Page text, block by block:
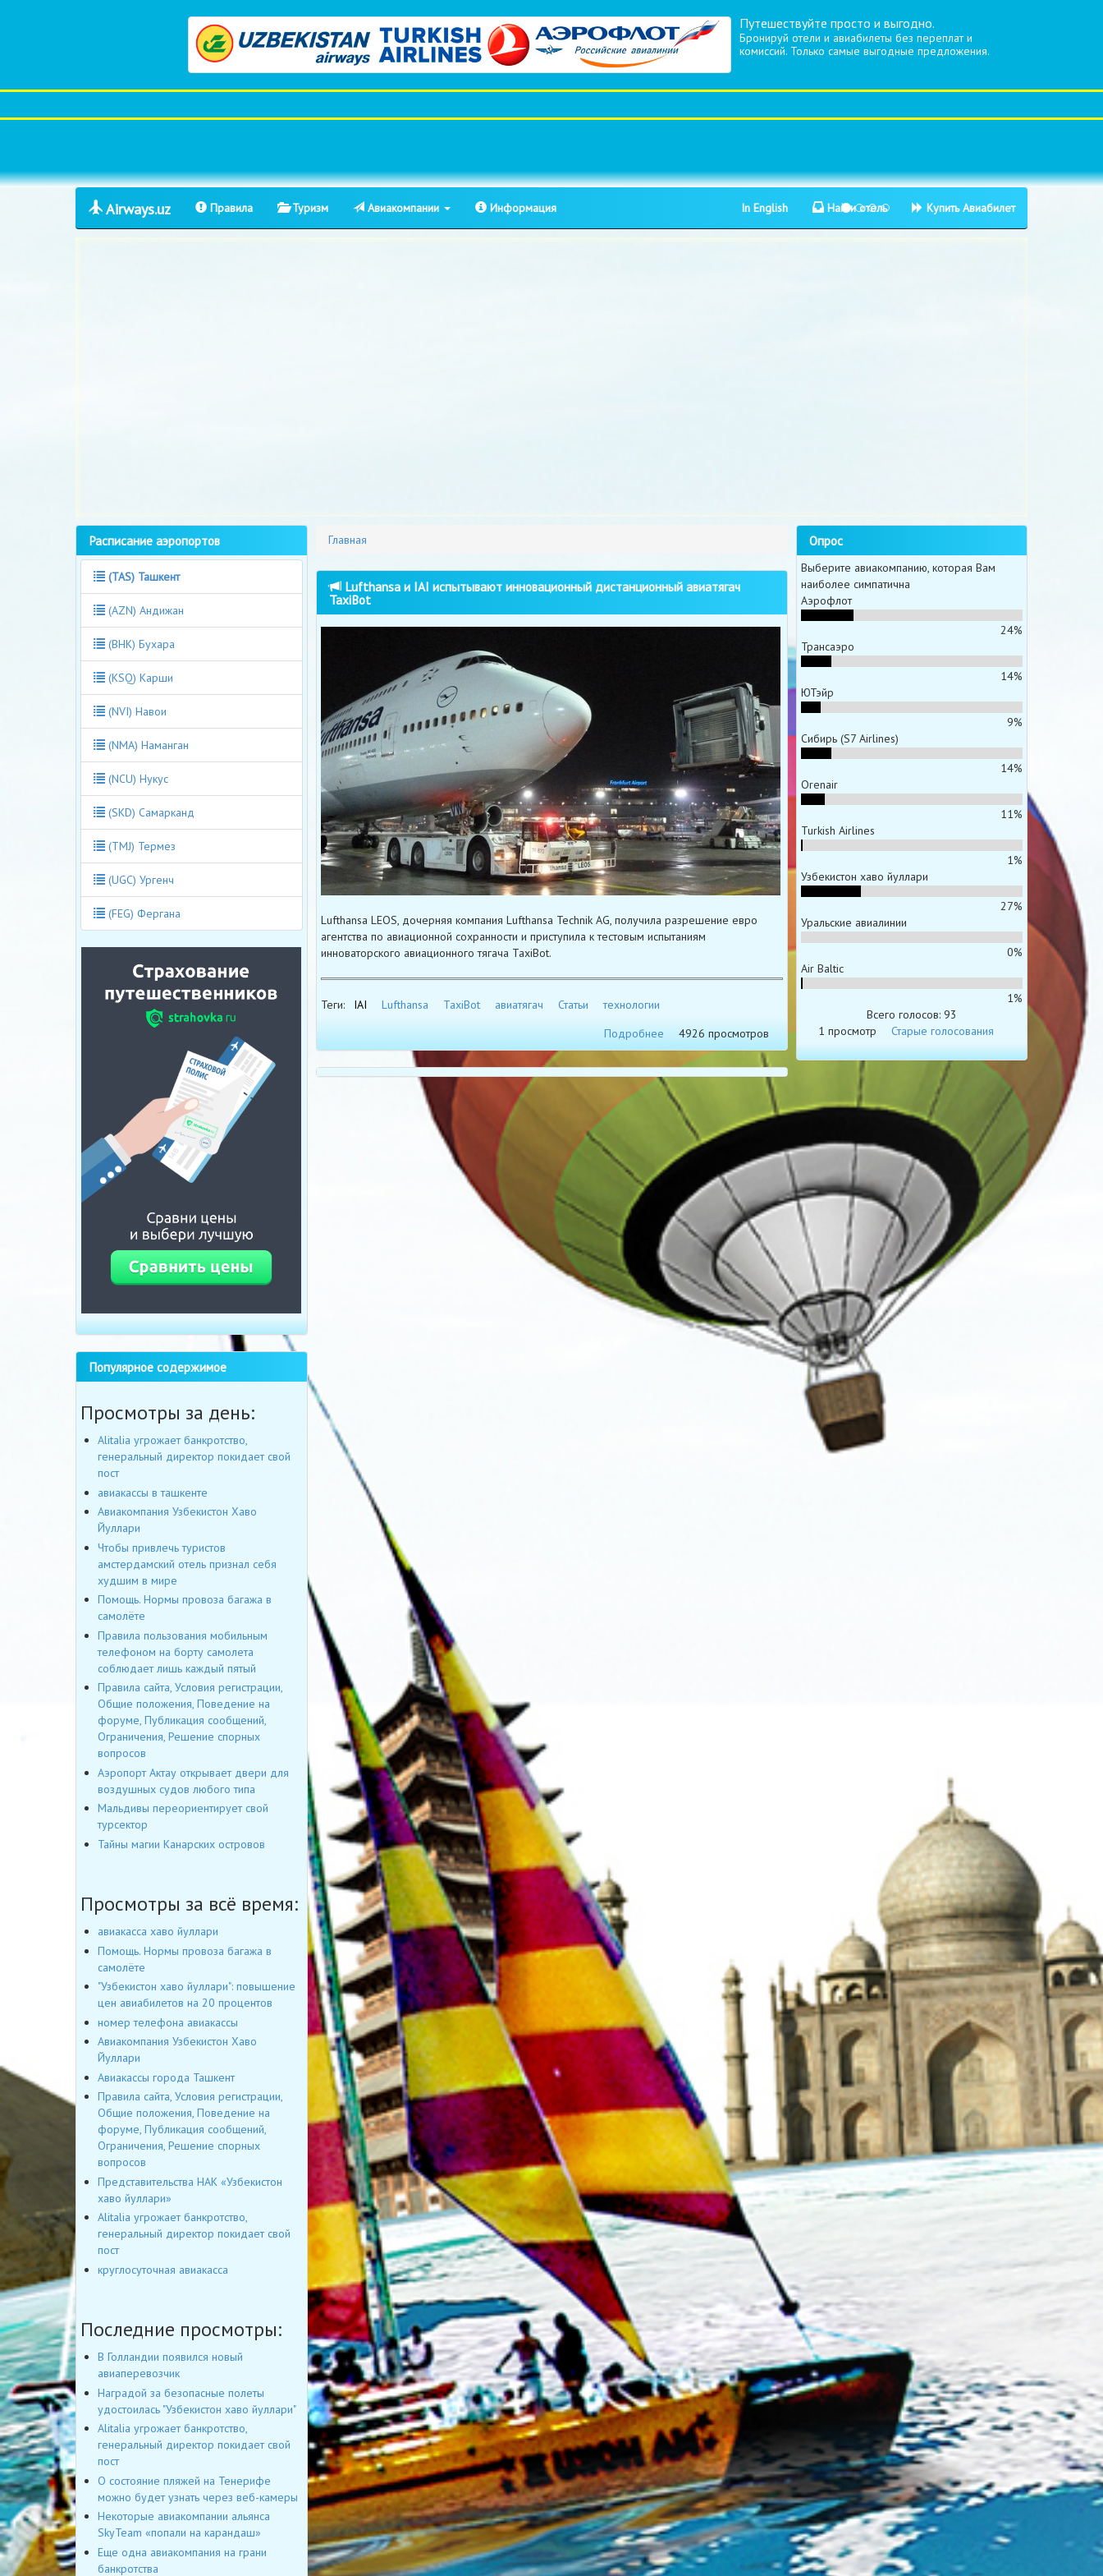
Путешествуйте просто и выгодно.
Бронируй отели и авиабилеты без переплат и
комиссий. Только самые выгодные предложения.
Airways.uz Правила Туризм Авиакомпании Информация In English Найти отель Купить Авиабилет
Главная
Lufthansa и IAI испытывают инновационный дистанционный авиатягач
TaxiBot
Lufthansa LEOS, дочерняя компания Lufthansa Technik AG, получила разрешение евро
агентства по авиационной сохранности и приступила к тестовым испытаниям
инноваторского авиационного тягача TaxiBot.
Теги: IAI Lufthansa TaxiBot авиатягач Статьи
технологии
Подробнее
4926 просмотров
Расписание аэропортов
(TAS) Ташкент
(AZN) Андижан
(BHK) Бухара
(KSQ) Карши
(NVI) Навои
(NMA) Наманган
(NCU) Нукус
(SKD) Самарканд
(TMJ) Термез
(UGC) Ургенч
(FEG) Фергана
Популярное содержимое
Просмотры за день:
Alitalia угрожает банкротство,
генеральный директор покидает свой
пост
авиакассы в ташкенте
Авиакомпания Узбекистон Хаво
Йуллари
Чтобы привлечь туристов
амстердамский отель признал себя
худшим в мире
Помощь. Нормы провоза багажа в
самолёте
Правила пользования мобильным
телефоном на борту самолета
соблюдает лишь каждый пятый
Правила сайта, Условия регистрации,
Общие положения, Поведение на
форуме, Публикация сообщений,
Ограничения, Решение спорных
вопросов
Аэропорт Актау открывает двери для
воздушных судов любого типа
Мальдивы переориентирует свой
турсектор
Тайны магии Канарских островов
Просмотры за всё время:
авиакасса хаво йуллари
Помощь. Нормы провоза багажа в
самолёте
"Узбекистон хаво йуллари": повышение
цен авиабилетов на 20 процентов
номер телефона авиакассы
Авиакомпания Узбекистон Хаво
Йуллари
Авиакассы города Ташкент
Правила сайта, Условия регистрации,
Общие положения, Поведение на
форуме, Публикация сообщений,
Ограничения, Решение спорных
вопросов
Представительства НАК «Узбекистон
хаво йуллари»
Alitalia угрожает банкротство,
генеральный директор покидает свой
пост
круглосуточная авиакасса
Последние просмотры:
В Голландии появился новый
авиаперевозчик
Наградой за безопасные полеты
удостоилась "Узбекистон хаво йуллари"
Alitalia угрожает банкротство,
генеральный директор покидает свой
пост
О состояние пляжей на Тенерифе
можно будет узнать через веб-камеры
Некоторые авиакомпании альянса
SkyTeam «попали на карандаш»
Еще одна авиакомпания на грани
банкротства
Опрос
Выберите авиакомпанию, которая Вам
наиболее симпатична
Аэрофлот
24%
Трансаэро
14%
ЮТэйр
9%
Сибирь (S7 Airlines)
14%
Orenair
11%
Turkish Airlines
1%
Узбекистон хаво йуллари
27%
Уральские авиалинии
0%
Air Baltic
1%
Всего голосов: 93
1 просмотр
Старые голосования